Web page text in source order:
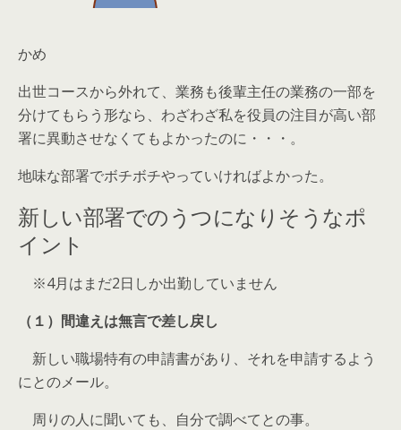
かめ
出世コースから外れて、業務も後輩主任の業務の一部を
分けてもらう形なら、わざわざ私を役員の注目が高い部
署に異動させなくてもよかったのに・・・。
地味な部署でボチボチやっていければよかった。
新しい部署でのうつになりそうなポ
イント
※4月はまだ2日しか出勤していません
（１）間違えは無言で差し戻し
新しい職場特有の申請書があり、それを申請するよう
にとのメール。
周りの人に聞いても、自分で調べてとの事。